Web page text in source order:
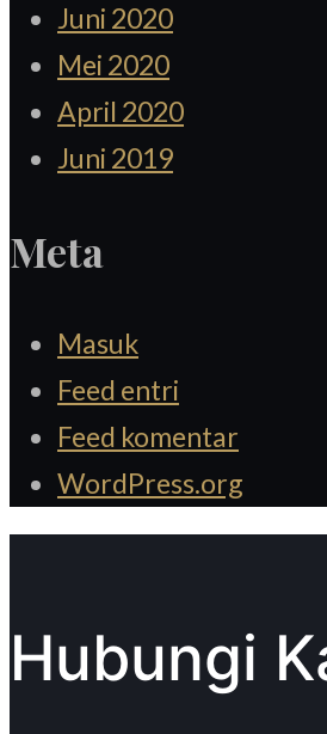
Juni 2020
Mei 2020
April 2020
Juni 2019
Meta
Masuk
Feed entri
Feed komentar
WordPress.org
Hubungi